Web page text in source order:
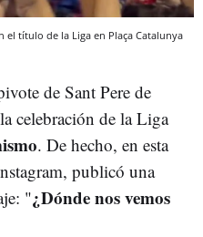
el título de la Liga en Plaça Catalunya
de Sant Pere de
celebración de la Liga
. De hecho, en esta
publicó una
"¿Dónde nos vemos